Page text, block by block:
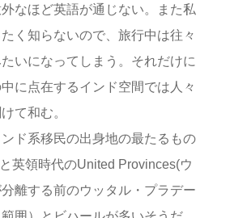
なほど英語が通じない。また私
く知らないので、旅行中は往々
いになってしまう。それだけに
に点在するインド空間では人々
て和む。
ド系移民の出身地の最たるもの
英領時代のUnited Provinces(ウ
離する前のウッタル・プラデー